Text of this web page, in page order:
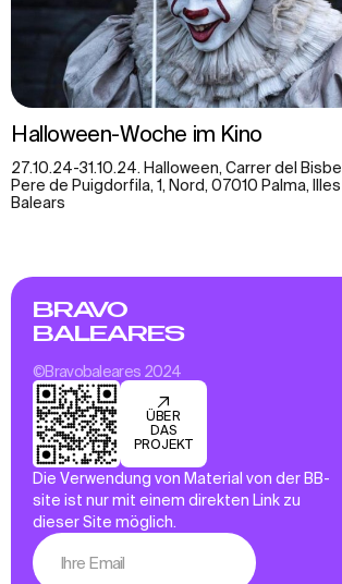
Halloween-Woche im Kino
27.10.24-31.10.24. Halloween, Carrer del Bisbe
Pere de Puigdorfila, 1, Nord, 07010 Palma, Illes
Balears
BRAVO
BALEARES
©Bravobaleares 2024
ÜBER
DAS
PROJEKT
Die Verwendung von Material von der BB-
site ist nur mit einem direkten Link zu
dieser Site möglich.